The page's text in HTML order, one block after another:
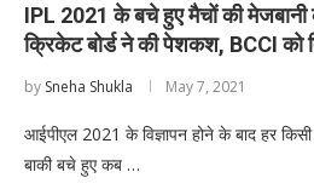
IPL 2021 के बचे हुए मैचों की
क्रिकेट बोर्ड ने की पेशकश, BCCI को
by Sneha Shukla May 7, 2021
आईपीएल 2021 के विज्ञापन होने के बाद हर
बाकी बचे हुए कब …